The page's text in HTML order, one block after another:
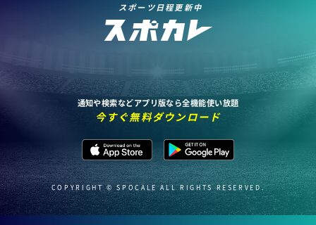
スポーツ日程更新中
通知や検索などアプリ版なら全機能使い放題
今すぐ無料ダウンロード
COPYRIGHT © SPOCALE ALL RIGHTS RESERVED.